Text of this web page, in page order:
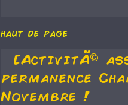
haut de page
[ActivitÃ©
permanence
Novembre !